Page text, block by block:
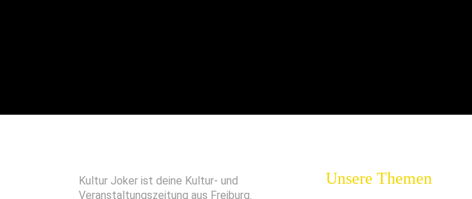
Kultur Joker ist deine Kultur- und
Veranstaltungszeitung aus Freiburg.
Unsere Themen